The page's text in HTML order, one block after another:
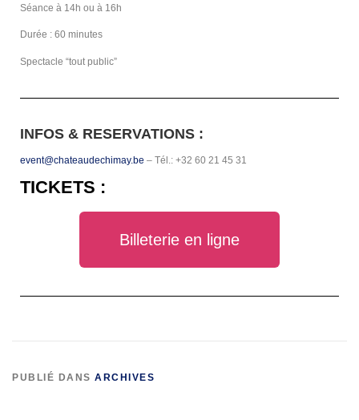
Séance à 14h ou à 16h
Durée : 60 minutes
Spectacle “tout public”
INFOS & RESERVATIONS :
event@chateaudechimay.be – Tél.: +32 60 21 45 31
TICKETS :
Billeterie en ligne
PUBLIÉ DANS ARCHIVES